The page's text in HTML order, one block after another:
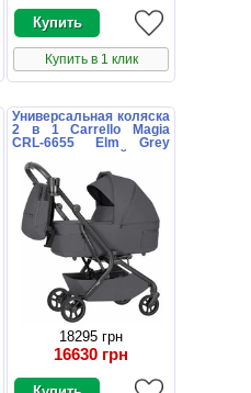
Купить в 1 клик
Универсальная коляска
2 в 1 Carrello Magia
CRL-6655 Elm Grey
серая с сумочкой
18295 грн
16630 грн